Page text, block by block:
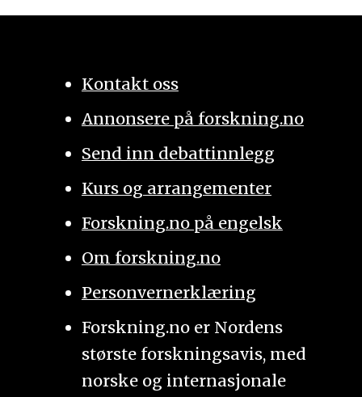
Kontakt oss
Annonsere på forskning.no
Send inn debattinnlegg
Kurs og arrangementer
Forskning.no på engelsk
Om forskning.no
Personvernerklæring
Forskning.no er Nordens
største forskningsavis, med
norske og internasjonale